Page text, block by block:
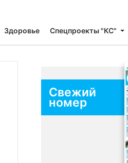
Здоровье Спецпроекты "КС"
Свежий
номер